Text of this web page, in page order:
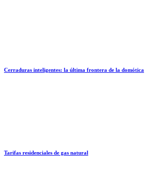
Cerraduras inteligentes: la última frontera de la domótica
Tarifas residenciales de gas natural